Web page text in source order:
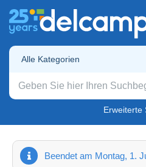
Alle Kategorien
Erweiterte
Beendet am Montag, 1.